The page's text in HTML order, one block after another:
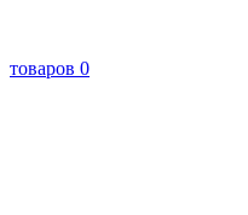
товаров 0